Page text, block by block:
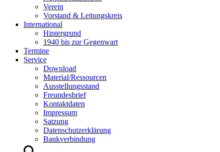
Verein
Vorstand & Leitungskreis
International
Hintergrund
1940 bis zur Gegenwart
Termine
Service
Download
Material/Ressourcen
Ausstellungsstand
Freundesbrief
Kontaktdaten
Impressum
Satzung
Datenschutzerklärung
Bankverbindung